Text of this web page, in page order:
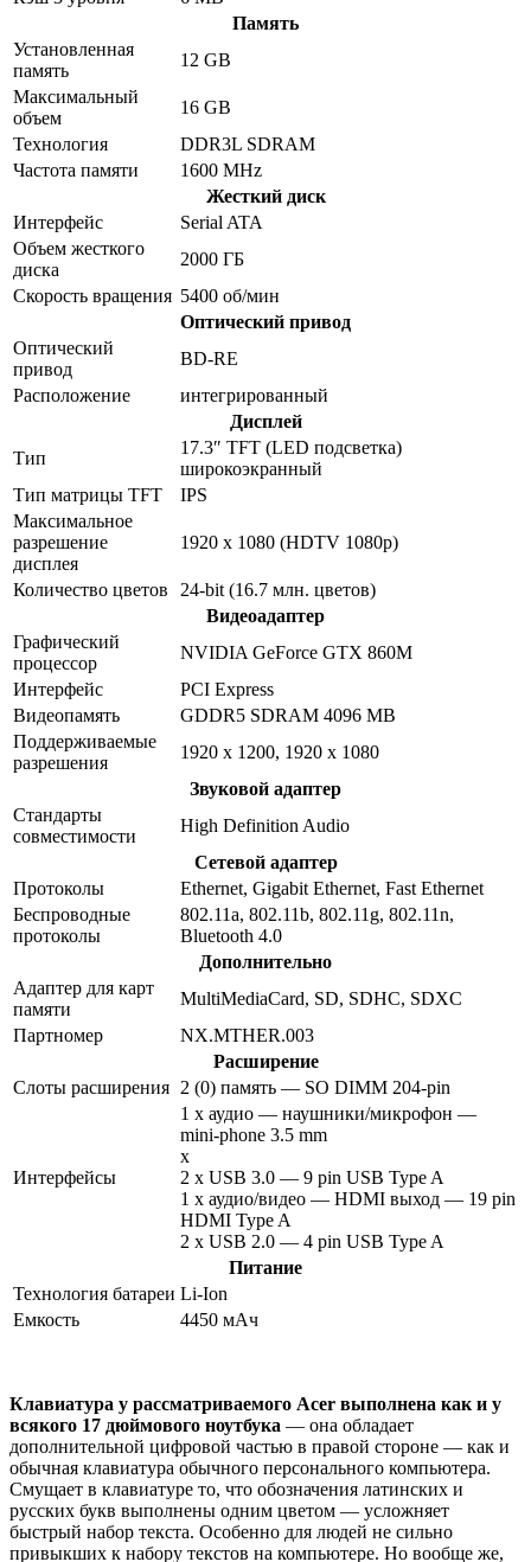
Память
Установленная
память
12 GB
Максимальный
объем
16 GB
Технология
DDR3L SDRAM
Частота памяти
1600 MHz
Жесткий диск
Интерфейс
Serial ATA
Объем жесткого
диска
2000 ГБ
Скорость вращения 5400 об/мин
Оптический привод
Оптический
привод
BD-RE
Расположение
интегрированный
Дисплей
Тип
17.3″ TFT (LED подсветка)
широкоэкранный
Тип матрицы TFT
IPS
Максимальное
разрешение
дисплея
1920 x 1080 (HDTV 1080p)
Количество цветов
24-bit (16.7 млн. цветов)
Видеоадаптер
Графический
процессор
NVIDIA GeForce GTX 860M
Интерфейс
PCI Express
Видеопамять
GDDR5 SDRAM 4096 MB
Поддерживаемые
разрешения
1920 x 1200, 1920 x 1080
Звуковой адаптер
Стандарты
совместимости
High Definition Audio
Сетевой адаптер
Протоколы
Ethernet, Gigabit Ethernet, Fast Ethernet
Беспроводные
протоколы
802.11a, 802.11b, 802.11g, 802.11n,
Bluetooth 4.0
Дополнительно
Адаптер для карт
памяти
MultiMediaCard, SD, SDHC, SDXC
Партномер
NX.MTHER.003
Расширение
Слоты расширения 2 (0) память — SO DIMM 204-pin
Интерфейсы
1 x аудио — наушники/микрофон —
mini-phone 3.5 mm
x
2 x USB 3.0 — 9 pin USB Type A
1 x аудио/видео — HDMI выход — 19 pin
HDMI Type A
2 x USB 2.0 — 4 pin USB Type A
Питание
Технология батареи Li-Ion
Емкость
4450 мАч
Клавиатура у рассматриваемого Acer выполнена как и у
всякого 17 дюймового ноутбука — она обладает
дополнительной цифровой частью в правой стороне — как и
обычная клавиатура обычного персонального компьютера.
Смущает в клавиатуре то, что обозначения латинских и
русских букв выполнены одним цветом — усложняет
быстрый набор текста. Особенно для людей не сильно
привыкших к набору текстов на компьютере. Но вообще же,